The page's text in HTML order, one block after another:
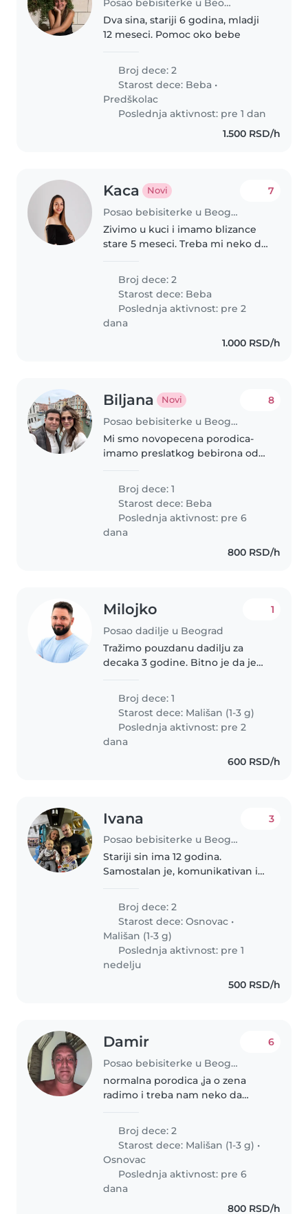
Posao bebisiterke u Beograd
Dva sina, stariji 6 godina, mladji
12 meseci. Pomoc oko bebe
Broj dece: 2
Starost dece: Beba •
Predškolac
Poslednja aktivnost: pre 1 dan
1.500 RSD/h
Kaca Novi
Posao bebisiterke u Beograd
7
Zivimo u kuci i imamo blizance
stare 5 meseci. Treba mi neko da
pomogne nam oko beba
Broj dece: 2
Starost dece: Beba
Poslednja aktivnost: pre 2
dana
1.000 RSD/h
Biljana Novi
Posao bebisiterke u Beograd
8
Mi smo novopecena porodica-
imamo preslatkog bebirona od
je pomoc oko njegovog cuvanja.
Ja (mama), radim od kuce i tu
sam u svakom trenutku, samo
mi..
Broj dece: 1
Starost dece: Beba
Poslednja aktivnost: pre 6
dana
800 RSD/h
Milojko
Posao dadilje u Beograd
1
Tražimo pouzdanu dadilju za
decaka 3 godine. Bitno je da je
detetu. Tražimo odgovornu,
pouzdanu i vedru žensku osobu..
Broj dece: 1
Starost dece: Mališan (1-3 g)
Poslednja aktivnost: pre 2
dana
600 RSD/h
Ivana
Posao bebisiterke u Beograd
3
Stariji sin ima 12 godina.
Samostalan je, komunikativan i
brata. Mladji sin ima 2,5 godine.
Nije antihrist, voli mnogo svog
starijeg brata. Ne stiče odmah..
Broj dece: 2
Starost dece:Osnovac •
Mališan (1-3 g)
Poslednja aktivnost: pre 1
nedelju
500 RSD/h
Damir
Posao bebisiterke u Beograd
6
normalna porodica ,ja o zena
radimo i treba nam neko da
sa njom par sati
Broj dece: 2
Starost dece: Mališan (1-3 g) •
Osnovac
Poslednja aktivnost: pre 6
dana
800 RSD/h